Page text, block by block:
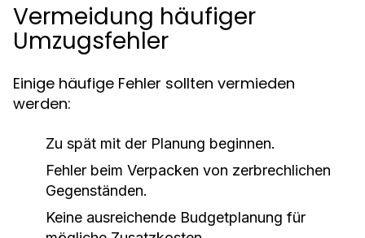
Vermeidung häufiger
Umzugsfehler
Einige häufige Fehler sollten vermieden
werden:
Zu spät mit der Planung beginnen.
Fehler beim Verpacken von zerbrechlichen
Gegenständen.
Keine ausreichende Budgetplanung für